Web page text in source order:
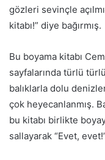
gözleri sevinçle
kitabı!” diye bağırmış.
Bu boyama kitabı
sayfalarında türlü
balıklarla dolu
çok heyecanlanmış.
bu kitabı birlikte
sallayarak “Evet,